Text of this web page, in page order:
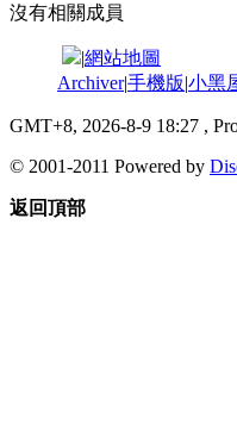
沒有相關成員
|網站地圖
Archiver|手機版|小黑
GMT+8, 2026-8-9 18:27 ,
© 2001-2011 Powered by
返回頂部